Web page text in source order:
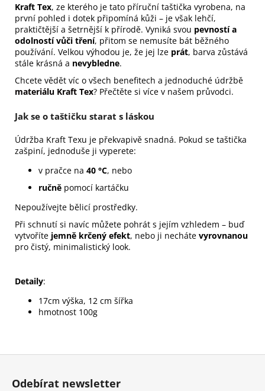
Kraft Tex, ze kterého je tato příruční taštička vyrobena, na
první pohled i dotek připomíná kůži – je však lehčí,
praktičtější a šetrnější k přírodě. Vyniká svou pevností a
odolností vůči tření, přitom se nemusíte bát běžného
používání. Velkou výhodou je, že jej lze prát, barva zůstává
stále krásná a nevybledne.
Chcete vědět víc o všech benefitech a jednoduché údržbě
materiálu Kraft Tex? Přečtěte si více v našem průvodci.
Jak se o taštičku starat s láskou
Údržba Kraft Texu je překvapivě snadná. Pokud se taštička
zašpiní, jednoduše ji vyperete:
v pračce na 40 °C, nebo
ručně pomocí kartáčku
Nepoužívejte bělicí prostředky.
Při schnutí si navíc můžete pohrát s jejím vzhledem – buď
vytvoříte jemně krčený efekt, nebo ji necháte vyrovnanou
pro čistý, minimalistický look.
Detaily:
17cm výška, 12 cm šířka
hmotnost 100g
Z
Odebírat newsletter